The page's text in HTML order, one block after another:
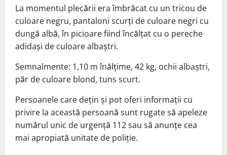
La momentul plecării era îmbrăcat cu un tricou de
culoare negru, pantaloni scurți de culoare negri cu
dungă albă, în picioare fiind încălțat cu o pereche
adidași de culoare albaștri.
Semnalmente: 1,10 m înălțime, 42 kg, ochii albaștri,
păr de culoare blond, tuns scurt.
Persoanele care dețin și pot oferi informații cu
privire la această persoană sunt rugate să apeleze
numărul unic de urgență 112 sau să anunțe cea
mai apropiată unitate de poliție.